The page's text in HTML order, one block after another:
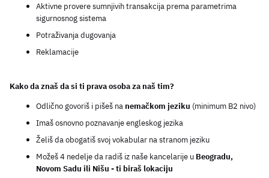
Aktivne provere sumnjivih transakcija prema parametrima
sigurnosnog sistema
Potraživanja dugovanja
Reklamacije
Kako da znaš da si ti prava osoba za naš tim?
Odlično govoriš i pišeš na nemačkom jeziku (minimum B2 nivo)
Imaš osnovno poznavanje engleskog jezika
Želiš da obogatiš svoj vokabular na stranom jeziku
Možeš 4 nedelje da radiš iz naše kancelarije u Beogradu,
Novom Sadu ili Nišu - ti biraš lokaciju